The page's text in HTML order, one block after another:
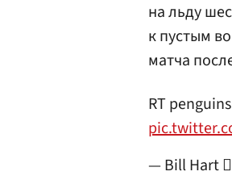
на льду
к пустым
матча
RT
— Bill Hart